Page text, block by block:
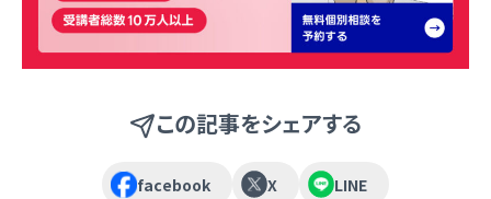
この記事をシェアする
facebook X LINE